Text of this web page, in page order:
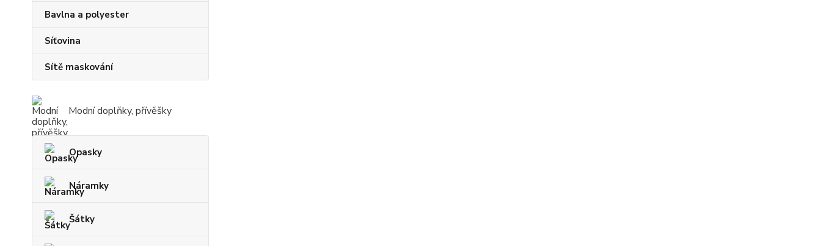
Bavlna a polyester
Síťovina
Sítě maskování
Modní doplňky, přívěšky
Opasky
Náramky
Šátky